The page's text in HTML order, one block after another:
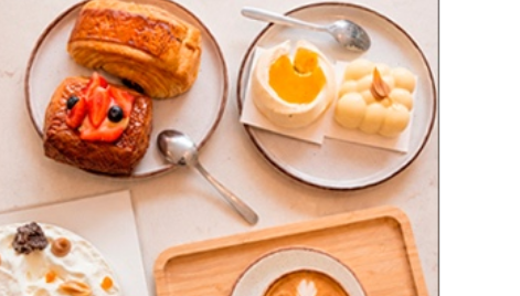
despliegue Policía Nacional POLICIA NACIONAL